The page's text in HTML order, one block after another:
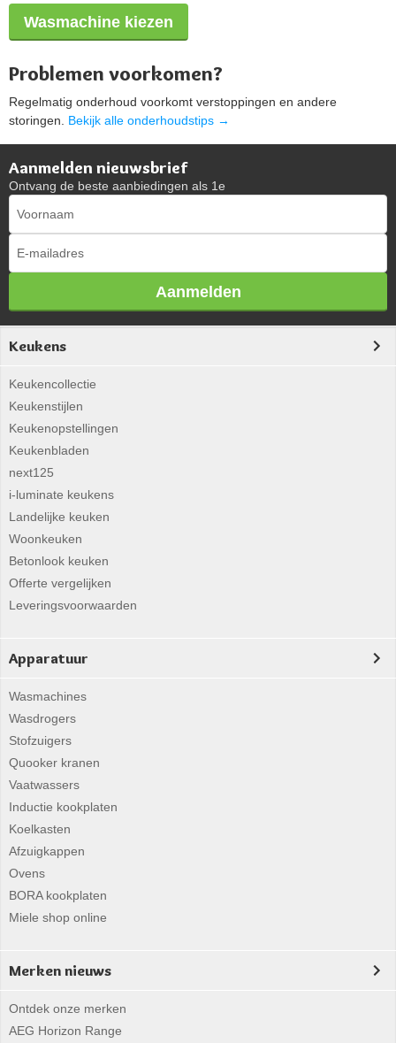
Wasmachine kiezen
Problemen voorkomen?
Regelmatig onderhoud voorkomt verstoppingen en andere
storingen. Bekijk alle onderhoudstips →
Aanmelden nieuwsbrief
Ontvang de beste aanbiedingen als 1e
Aanmelden
Keukens
Keukencollectie
Keukenstijlen
Keukenopstellingen
Keukenbladen
next125
i-luminate keukens
Landelijke keuken
Woonkeuken
Betonlook keuken
Offerte vergelijken
Leveringsvoorwaarden
Apparatuur
Wasmachines
Wasdrogers
Stofzuigers
Quooker kranen
Vaatwassers
Inductie kookplaten
Koelkasten
Afzuigkappen
Ovens
BORA kookplaten
Miele shop online
Merken nieuws
Ontdek onze merken
AEG Horizon Range